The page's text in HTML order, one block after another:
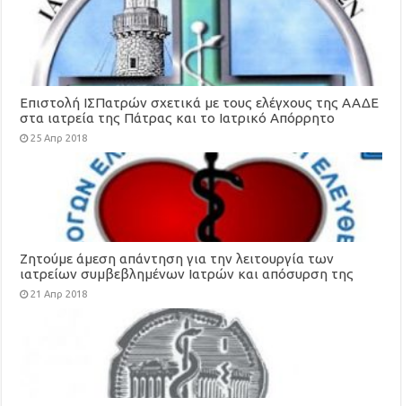
Επιστολή ΙΣΠατρών σχετικά με τους ελέγχους της ΑΑΔΕ
στα ιατρεία της Πάτρας και το Ιατρικό Απόρρητο
25 Απρ 2018
Ζητούμε άμεση απάντηση για την λειτουργία των
ιατρείων συμβεβλημένων Ιατρών και απόσυρση της
Υπουργικής απόφασης του συστήματος παραπομπών
21 Απρ 2018